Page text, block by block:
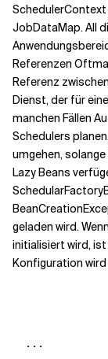
JobDataMap. All
Referenzen
Referenz
Dienst, der für
manchen Fällen
Schedulers
umgehen,
Lazy Beans
geladen wird.
initialisiert wird,
Konfiguration
  ...